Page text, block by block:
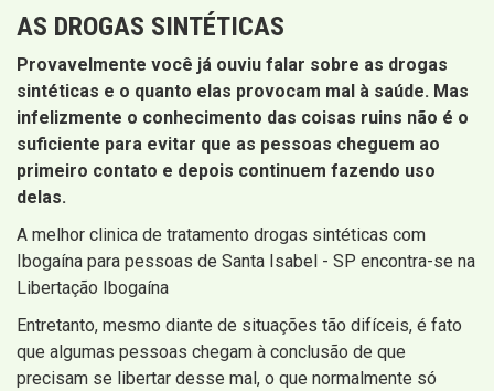
AS DROGAS SINTÉTICAS
Provavelmente você já ouviu falar sobre as drogas
sintéticas e o quanto elas provocam mal à saúde. Mas
infelizmente o conhecimento das coisas ruins não é o
suficiente para evitar que as pessoas cheguem ao
primeiro contato e depois continuem fazendo uso
delas.
A melhor clinica de tratamento drogas sintéticas com
Ibogaína para pessoas de Santa Isabel - SP encontra-se na
Libertação Ibogaína
Entretanto, mesmo diante de situações tão difíceis, é fato
que algumas pessoas chegam à conclusão de que
precisam se libertar desse mal, o que normalmente só